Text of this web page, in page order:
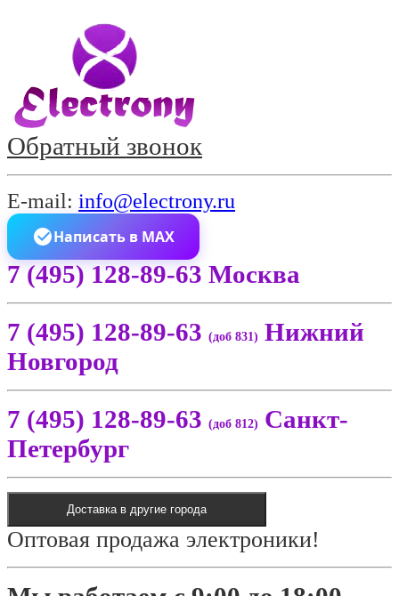
Обратный звонок
E-mail: info@electrony.ru
Написать в MAX
7 (495) 128-89-63 Москва
7 (495) 128-89-63 (доб 831) Нижний
Новгород
7 (495) 128-89-63 (доб 812) Санкт-
Петербург
Доставка в другие города
Оптовая продажа электроники!